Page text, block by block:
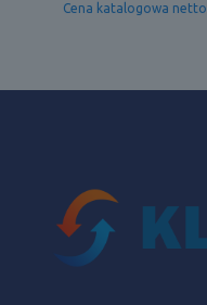
Cena katalogowa netto